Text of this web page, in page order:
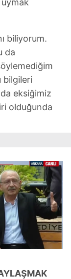
biliyorum.
da
bilgileri
eksiğimiz
olduğunda